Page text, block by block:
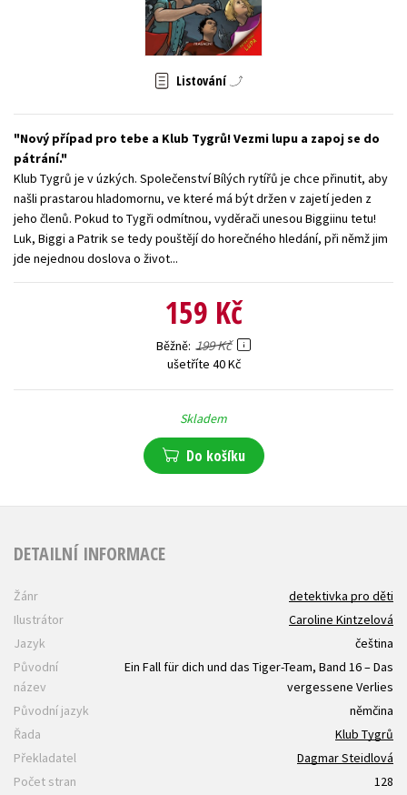
Zahraniční literatura
Listování
Nový případ pro tebe a Klub Tygrů! Vezmi lupu a zapoj se do
pátrání.
Klub Tygrů je v úzkých. Společenství Bílých rytířů je chce přinutit, aby
našli prastarou hladomornu, ve které má být držen v zajetí jeden z
jeho členů. Pokud to Tygři odmítnou, vyděrači unesou Biggiinu tetu!
Luk, Biggi a Patrik se tedy pouštějí do horečného hledání, při němž jim
jde nejednou doslova o život...
159 Kč
Běžně 199 Kč
ušetříte 40 Kč
Skladem
Do košíku
DETAILNÍ INFORMACE
Žánr
detektivka pro děti
Ilustrátor
Caroline Kintzelová
Jazyk
čeština
Původní
název
Ein Fall für dich und das Tiger-Team, Band 16 – Das
vergessene Verlies
Původní jazyk
němčina
Řada
Klub Tygrů
Překladatel
Dagmar Steidlová
Počet stran
128